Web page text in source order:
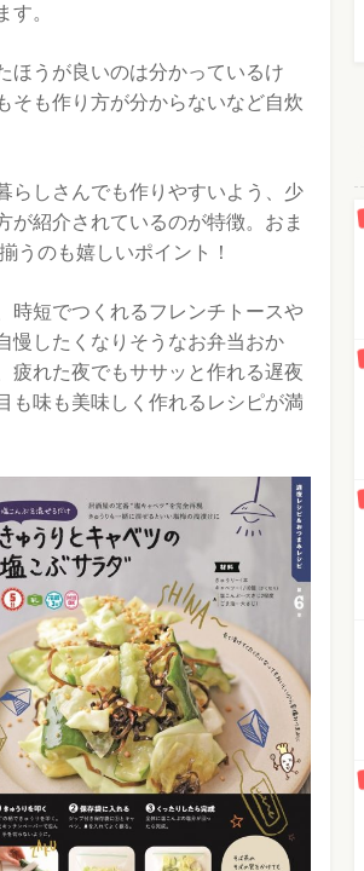
す。
ほうが良いのは分かっているけ
も作り方が分からないなど自炊
らしさんでも作りやすいよう、少
が紹介されているのが特徴。おま
うのも嬉しいポイント！
時短でつくれるフレンチトースや
慢したくなりそうなお弁当おか
疲れた夜でもササッと作れる遅夜
味も美味しく作れるレシピが満